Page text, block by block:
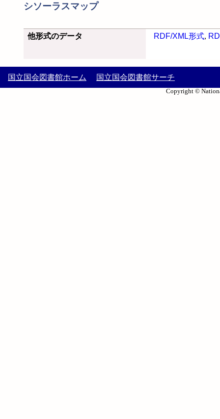
シソーラスマップ
他形式のデータ RDF/XML形式,
国立国会図書館ホーム 国立国会図書館サーチ
Copyright ©